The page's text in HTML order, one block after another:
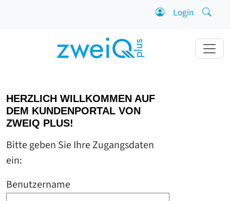
Login
HERZLICH WILLKOMMEN AUF
DEM KUNDENPORTAL VON
ZWEIQ PLUS!
Bitte geben Sie Ihre Zugangsdaten
ein:
Benutzername